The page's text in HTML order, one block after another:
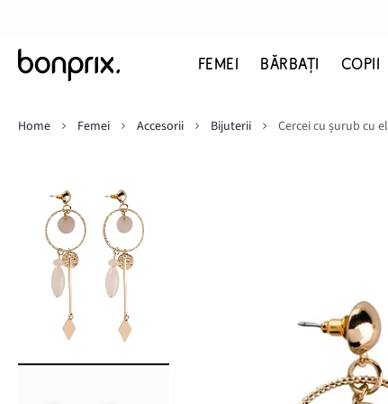
FEMEI BĂRBAŢI COPII
Home
Femei Accesorii Bijuterii Cercei cu șurub cu